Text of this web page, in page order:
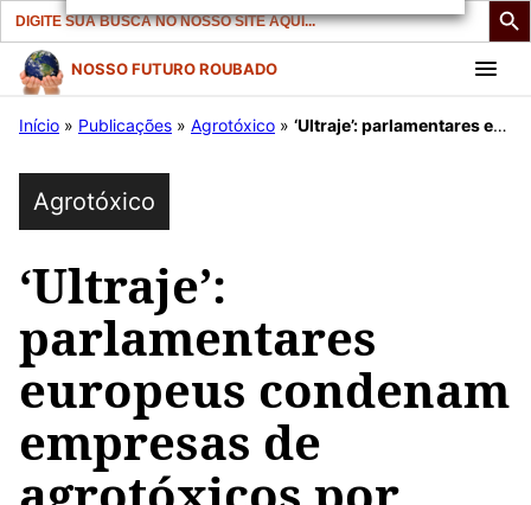
Search
for:
Pular
para
conteúdo
NOSSO FUTURO ROUBADO
Início » Publicações » Agrotóxico » ‘Ultraje’: parlamentares europeus condenam empresas de agrotóxicos por reterem dados de toxicidade
Agrotóxico
‘Ultraje’:
parlamentares
europeus condenam
empresas de